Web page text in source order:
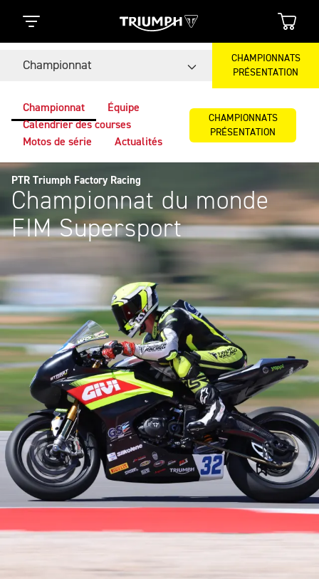
Championnat
CHAMPIONNATS
PRÉSENTATION
Championnat
Équipe
Calendrier des courses
Motos de série
Actualités
CHAMPIONNATS
PRÉSENTATION
PTR Triumph Factory Racing
Championnat du monde
FIM Supersport